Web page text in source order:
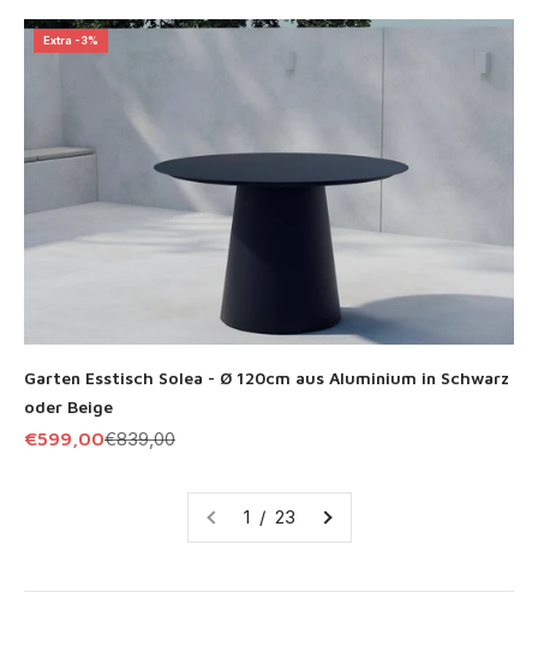
Extra -3%
Garten Esstisch Solea - Ø 120cm aus Aluminium in Schwarz
oder Beige
Angebot
€599,00Regulärer Preis
€839,00
1 / 23